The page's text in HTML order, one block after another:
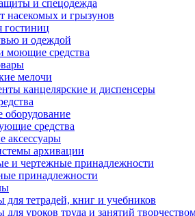
и спецодежда
насекомых и грызунов
гостиниц
и одеждой
моющие средства
мелочи
канцелярские и диспенсеры
оборудование
средства
аксессуары
архивации
и чертежные принадлежности
принадлежности
для тетрадей, книг и учебников
для уроков труда и занятий